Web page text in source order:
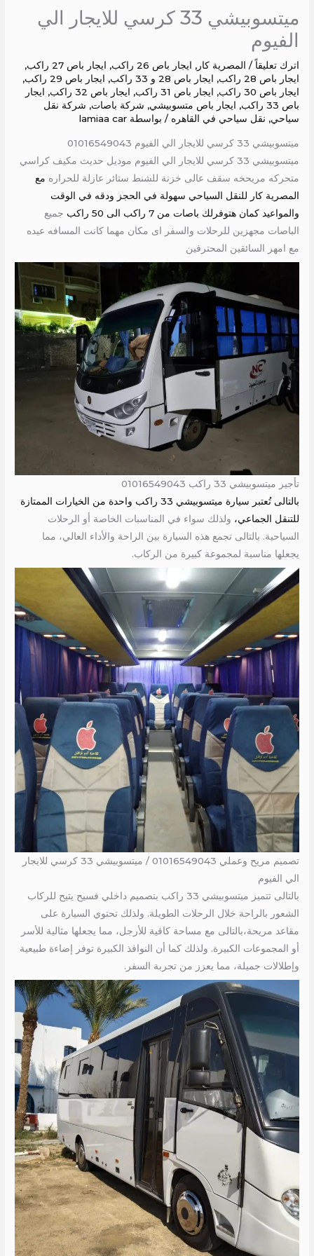
ميتسوبيشي 33 كرسي للايجار الي
الفيوم
اترك تعليقاً / المصرية كار, ايجار باص 26 راكب , ايجار باص 27 راكب
,
ايجار باص 28 راكب
, ايجار باص 28 و 33 راكب , ايجار باص 29 راكب
,
ايجار باص 30 راكب
, ايجار باص 31 راكب , ايجار باص 32 راكب , ايجار
باص 33 راكب
, ايجار باص متسوبيشي, شركة باصات, شركة نقل
سياحي, نقل سياحي في القاهره / بواسطة lamiaa car
ميتسوبيشي 33 كرسي للايجار الي الفيوم 01016549043
ميتسوبيشي 33 كرسي للايجار الي الفيوم موديل حديث مكيف كراسي
متحركه مريحخه سقف عالى خزنة للشنط ستائر عازلة للحراره مع
المصرية كار للنقل السياحي سهولة في الحجز ودقه في الوقت
والمواعيد كمان هتوفرلك باصات من 7 راكب الى 50 راكب
جميع
الباصات مجهزين للرحلات والسفر اى مكان مهما كانت المسافه عيده
مع امهر السائقين المحترفين
تأجير ميتسوبيشي 33 راكب 01016549043
بالتالى تُعتبر سيارة ميتسوبيشي 33 راكب واحدة من الخيارات الممتازة
للتنقل الجماعي، ولذلك سواء في المناسبات الخاصة أو الرحلات
السياحية. بالتالى تجمع هذه السيارة بين الراحة والأداء العالي، مما
يجعلها مناسبة لمجموعة كبيرة من الركاب.
تصميم مريح وعملي 01016549043 / ميتسوبيشي 33 كرسي للايجار
الي الفيوم
بالتالى تتميز ميتسوبيشي 33 راكب بتصميم داخلي فسيح يتيح للركاب
الشعور بالراحة خلال الرحلات الطويلة. ولذلك تحتوي السيارة على
مقاعد مريحة،بالتالى مع مساحة كافية للأرجل، مما يجعلها مثالية للأسر
أو المجموعات الكبيرة. ولذلك كما أن النوافذ الكبيرة توفر إضاءة طبيعية
وإطلالات جميلة، مما يعزز من تجربة السفر.